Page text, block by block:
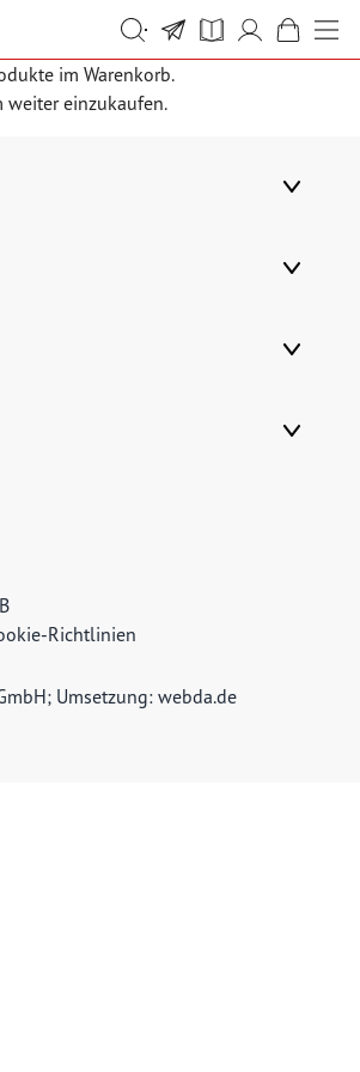
Suche
Suche
im Warenkorb.
einzukaufen.
Richtlinien
Umsetzung: webda.de